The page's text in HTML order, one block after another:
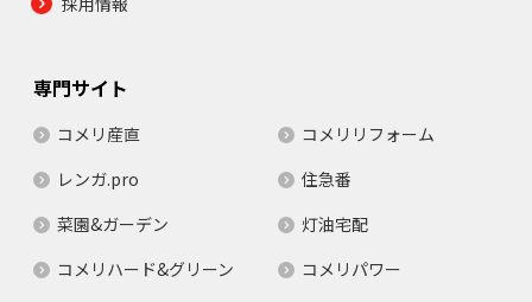
専門サイト
コメリ産直
コメリリフォーム
レンガ.pro
住急番
菜園&ガーデン
灯油宅配
コメリハード&グリーン
コメリパワー